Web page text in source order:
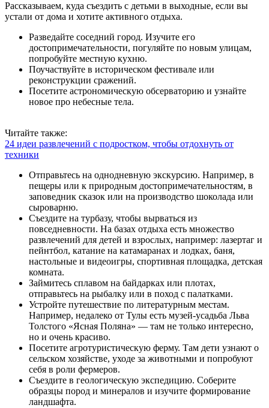
Рассказываем, куда съездить с детьми в выходные, если вы
устали от дома и хотите активного отдыха.
Разведайте соседний город. Изучите его
достопримечательности, погуляйте по новым улицам,
попробуйте местную кухню.
Поучаствуйте в историческом фестивале или
реконструкции сражений.
Посетите астрономическую обсерваторию и узнайте
новое про небесные тела.
Читайте также:
24 идеи развлечений с подростком, чтобы отдохнуть от
техники
Отправьтесь на однодневную экскурсию. Например, в
пещеры или к природным достопримечательностям, в
заповедник сказок или на производство шоколада или
сыроварню.
Съездите на турбазу, чтобы вырваться из
повседневности. На базах отдыха есть множество
развлечений для детей и взрослых, например: лазертаг и
пейнтбол, катание на катамаранах и лодках, баня,
настольные и видеоигры, спортивная площадка, детская
комната.
Займитесь сплавом на байдарках или плотах,
отправьтесь на рыбалку или в поход с палатками.
Устройте путешествие по литературным местам.
Например, недалеко от Тулы есть музей-усадьба Льва
Толстого «Ясная Поляна» — там не только интересно,
но и очень красиво.
Посетите агротуристическую ферму. Там дети узнают о
сельском хозяйстве, уходе за животными и попробуют
себя в роли фермеров.
Съездите в геологическую экспедицию. Соберите
образцы пород и минералов и изучите формирование
ландшафта.